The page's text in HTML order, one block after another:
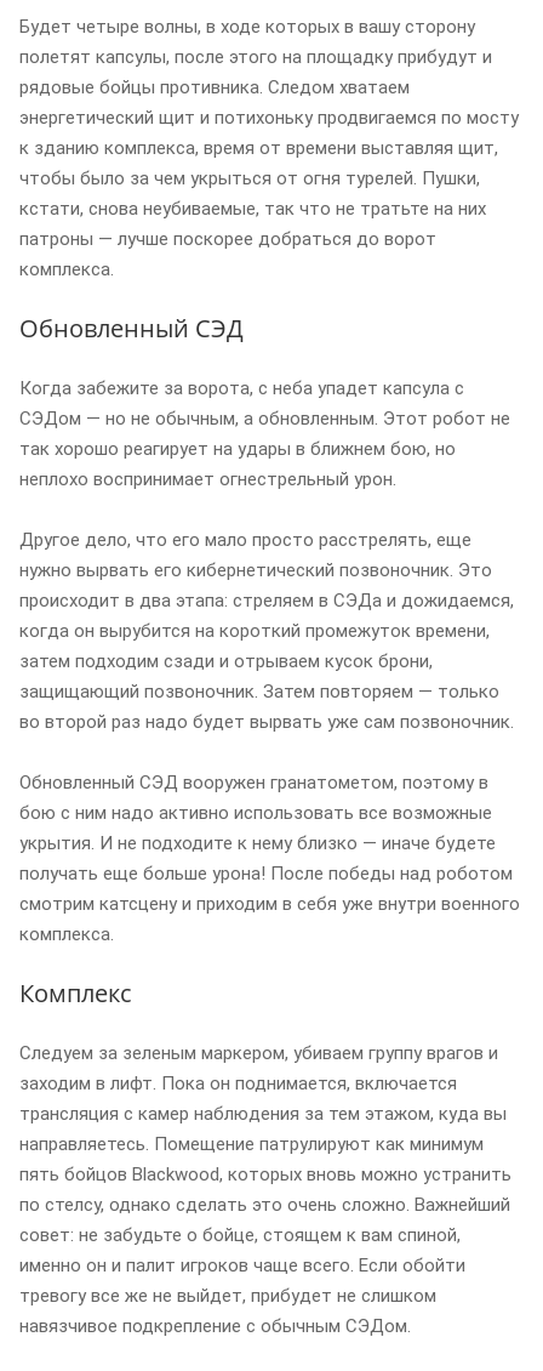
Будет четыре волны, в ходе которых в вашу сторону
полетят капсулы, после этого на площадку прибудут и
рядовые бойцы противника. Следом хватаем
энергетический щит и потихоньку продвигаемся по мосту
к зданию комплекса, время от времени выставляя щит,
чтобы было за чем укрыться от огня турелей. Пушки,
кстати, снова неубиваемые, так что не тратьте на них
патроны — лучше поскорее добраться до ворот
комплекса.
Обновленный СЭД
Когда забежите за ворота, с неба упадет капсула с
СЭДом — но не обычным, а обновленным. Этот робот не
так хорошо реагирует на удары в ближнем бою, но
неплохо воспринимает огнестрельный урон.
Другое дело, что его мало просто расстрелять, еще
нужно вырвать его кибернетический позвоночник. Это
происходит в два этапа: стреляем в СЭДа и дожидаемся,
когда он вырубится на короткий промежуток времени,
затем подходим сзади и отрываем кусок брони,
защищающий позвоночник. Затем повторяем — только
во второй раз надо будет вырвать уже сам позвоночник.
Обновленный СЭД вооружен гранатометом, поэтому в
бою с ним надо активно использовать все возможные
укрытия. И не подходите к нему близко — иначе будете
получать еще больше урона! После победы над роботом
смотрим катсцену и приходим в себя уже внутри военного
комплекса.
Комплекс
Следуем за зеленым маркером, убиваем группу врагов и
заходим в лифт. Пока он поднимается, включается
трансляция с камер наблюдения за тем этажом, куда вы
направляетесь. Помещение патрулируют как минимум
пять бойцов Blackwood, которых вновь можно устранить
по стелсу, однако сделать это очень сложно. Важнейший
совет: не забудьте о бойце, стоящем к вам спиной,
именно он и палит игроков чаще всего. Если обойти
тревогу все же не выйдет, прибудет не слишком
навязчивое подкрепление с обычным СЭДом.